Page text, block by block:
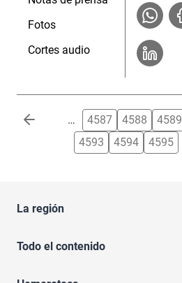
Fotos
Cortes audio
Paginación … 4587 4588 4589
4593
4594 4595
La región
Todo el contenido